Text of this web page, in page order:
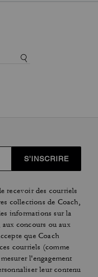
S’INSCRIRE
recevoir des courriels
collections de Coach,
informations sur la
concours ou aux
que Coach
courriels (comme
l'engagement
leur contenu